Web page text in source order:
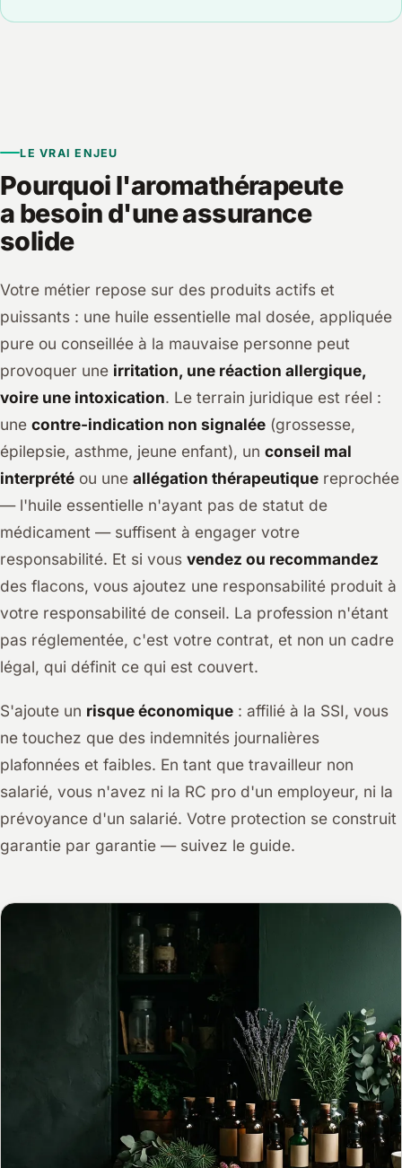
LE VRAI ENJEU
Pourquoi l'aromathérapeute
a besoin d'une assurance
solide
Votre métier repose sur des produits actifs et
puissants : une huile essentielle mal dosée, appliquée
pure ou conseillée à la mauvaise personne peut
provoquer une irritation, une réaction allergique,
voire une intoxication. Le terrain juridique est réel :
une contre-indication non signalée (grossesse,
épilepsie, asthme, jeune enfant), un conseil mal
interprété ou une allégation thérapeutique reprochée
— l'huile essentielle n'ayant pas de statut de
médicament — suffisent à engager votre
responsabilité. Et si vous vendez ou recommandez
des flacons, vous ajoutez une responsabilité produit à
votre responsabilité de conseil. La profession n'étant
pas réglementée, c'est votre contrat, et non un cadre
légal, qui définit ce qui est couvert.
S'ajoute un risque économique : affilié à la SSI, vous
ne touchez que des indemnités journalières
plafonnées et faibles. En tant que travailleur non
salarié, vous n'avez ni la RC pro d'un employeur, ni la
prévoyance d'un salarié. Votre protection se construit
garantie par garantie — suivez le guide.